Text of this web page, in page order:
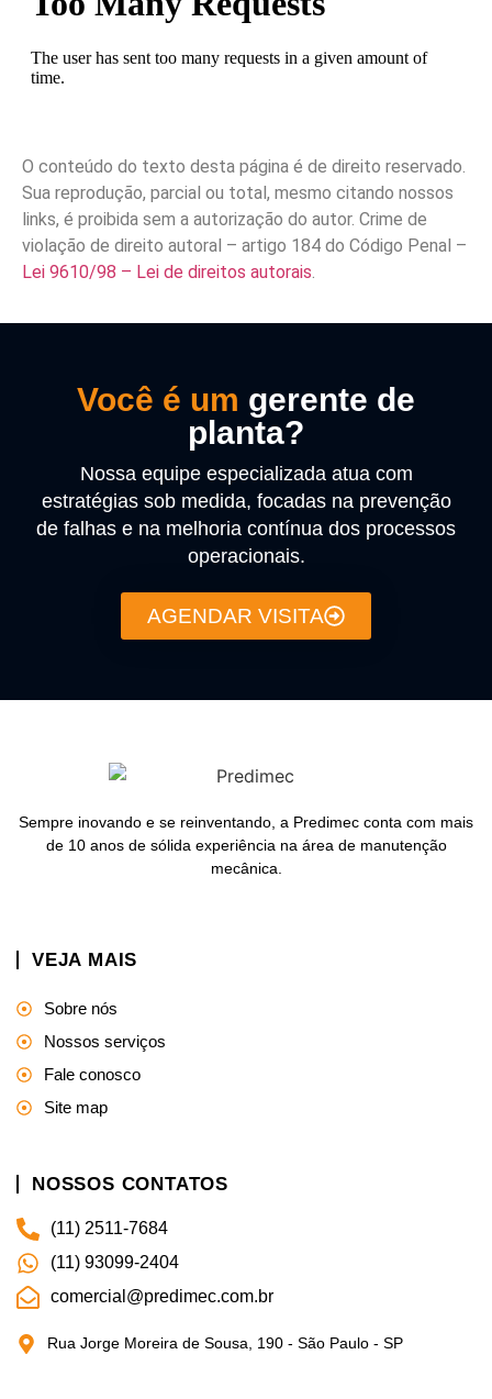
O conteúdo do texto desta página é de direito reservado.
Sua reprodução, parcial ou total, mesmo citando nossos
links, é proibida sem a autorização do autor. Crime de
violação de direito autoral – artigo 184 do Código Penal –
Lei 9610/98 – Lei de direitos autorais
Você é um gerente de
planta?
Nossa equipe especializada atua com
estratégias sob medida, focadas na prevenção
de falhas e na melhoria contínua dos processos
operacionais.
AGENDAR VISITA
Sempre inovando e se reinventando, a Predimec conta com mais
de 10 anos de sólida experiência na área de manutenção
mecânica.
VEJA MAIS
Sobre nós
Nossos serviços
Fale conosco
Site map
NOSSOS CONTATOS
(11) 2511-7684
(11) 93099-2404
comercial@predimec.com.br
Rua Jorge Moreira de Sousa, 190 - São Paulo - SP